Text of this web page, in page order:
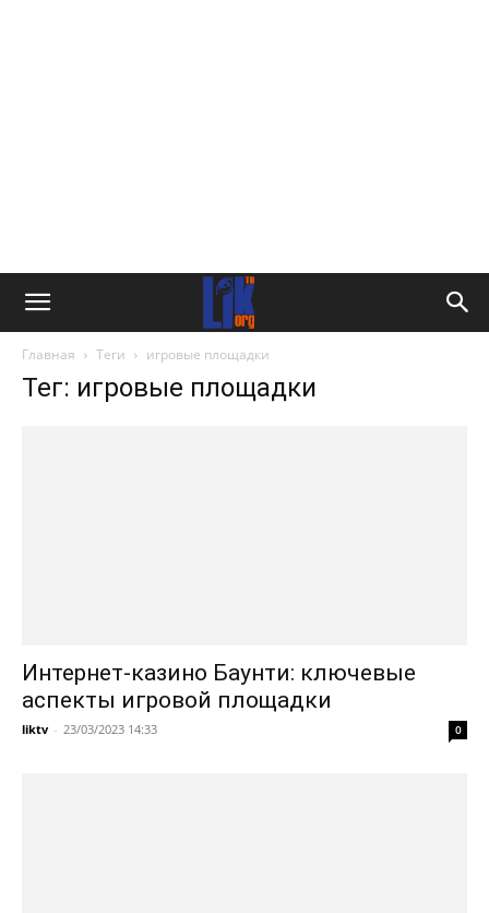
Главная Теги игровые площадки
Тег: игровые площадки
Интернет-казино Баунти: ключевые
аспекты игровой площадки
liktv - 23/03/2023 14:33 0